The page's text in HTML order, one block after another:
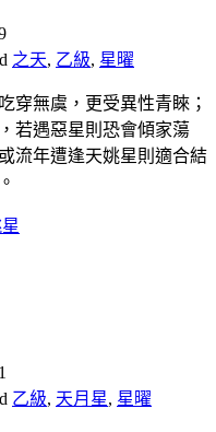
之天, 乙級, 星曜
穿無虞，更受異性青睞；
若遇惡星則恐會傾家蕩
流年遭逢天姚星則適合結
乙級, 天月星, 星曜